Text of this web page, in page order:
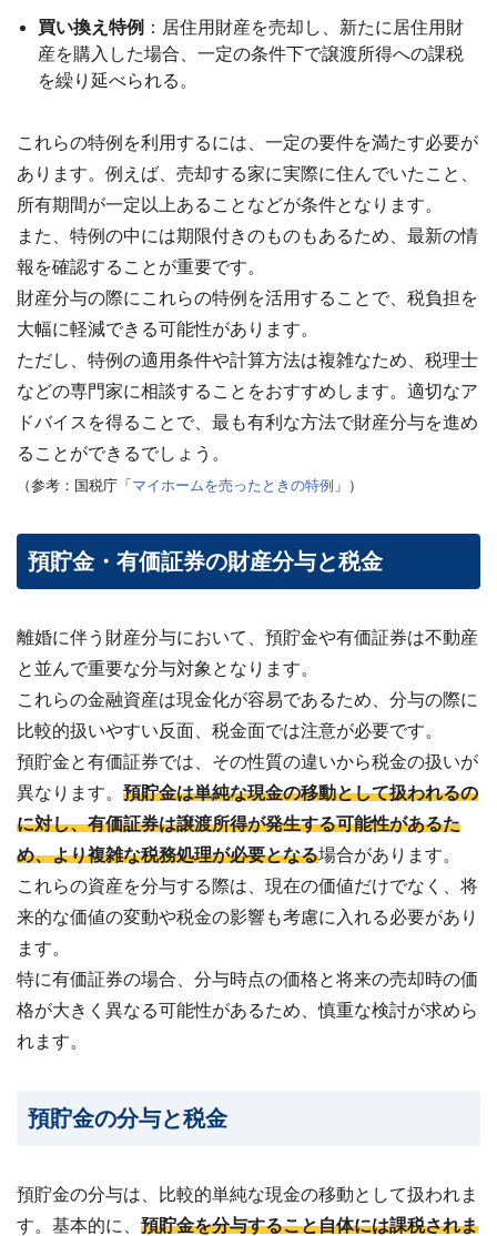
買い換え特例 ：居住用財産を売却し、新たに居住用財
産を購入した場合、一定の条件下で譲渡所得への課税
を繰り延べられる。
これらの特例を利用するには、一定の要件を満たす必要が
あります。例えば、売却する家に実際に住んでいたこと、
所有期間が一定以上あることなどが条件となります。
また、特例の中には期限付きのものもあるため、最新の情
報を確認することが重要です。
財産分与の際にこれらの特例を活用することで、税負担を
大幅に軽減できる可能性があります。
ただし、特例の適用条件や計算方法は複雑なため、税理士
などの専門家に相談することをおすすめします。適切なア
ドバイスを得ることで、最も有利な方法で財産分与を進め
ることができるでしょう。
（参考：国税庁「 マイホームを売ったときの特例 」）
預貯金・有価証券の財産分与と税金
離婚に伴う財産分与において、預貯金や有価証券は不動産
と並んで重要な分与対象となります。
これらの金融資産は現金化が容易であるため、分与の際に
比較的扱いやすい反面、税金面では注意が必要です。
預貯金と有価証券では、その性質の違いから税金の扱いが
異なります。 預貯金は単純な現金の移動として扱われるの
に対し、有価証券は譲渡所得が発生する可能性があるた
め、より複雑な税務処理が必要となる場合があります。
これらの資産を分与する際は、現在の価値だけでなく、将
来的な価値の変動や税金の影響も考慮に入れる必要があり
ます。
特に有価証券の場合、分与時点の価格と将来の売却時の価
格が大きく異なる可能性があるため、慎重な検討が求めら
れます。
預貯金の分与と税金
預貯金の分与は、比較的単純な現金の移動として扱われま
す。基本的に、 預貯金を分与すること自体には課税されま